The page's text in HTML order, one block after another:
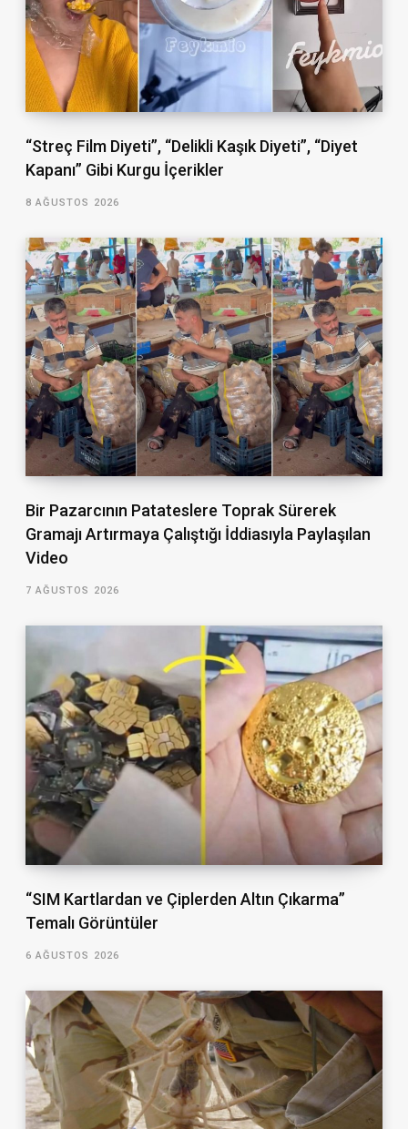
“Streç Film Diyeti”, “Delikli Kaşık Diyeti”, “Diyet
Kapanı” Gibi Kurgu İçerikler
8 AĞUSTOS 2026
Bir Pazarcının Patateslere Toprak Sürerek
Gramajı Artırmaya Çalıştığı İddiasıyla Paylaşılan
Video
7 AĞUSTOS 2026
“SIM Kartlardan ve Çiplerden Altın Çıkarma”
Temalı Görüntüler
6 AĞUSTOS 2026